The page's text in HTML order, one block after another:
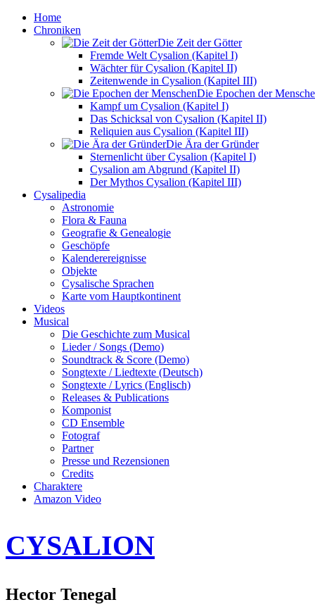
Home
Chroniken
Die Zeit der Götter
Fremde Welt Cysalion (Kapitel I)
Wächter für Cysalion (Kapitel II)
Zeitenwende in Cysalion (Kapitel III)
Die Epochen der
Kampf um Cysalion (Kapitel I)
Das Schicksal von Cysalion (Kapitel II)
Reliquien aus Cysalion (Kapitel III)
Die Ära der Gründer
Sternenlicht über Cysalion (Kapitel I)
Cysalion am Abgrund (Kapitel II)
Der Mythos Cysalion (Kapitel III)
Cysalipedia
Astronomie
Flora & Fauna
Geografie & Genealogie
Geschöpfe
Kalenderereignisse
Objekte
Cysalische Sprachen
Karte vom Hauptkontinent
Videos
Musical
Die Geschichte zum Musical
Lieder / Songs (Demo)
Soundtrack & Score (Demo)
Songtexte / Liedtexte (Deutsch)
Songtexte / Lyrics (Englisch)
Releases & Publications
Komponist
CD Ensemble
Fotograf
Partner
Presse und Rezensionen
Credits
Charaktere
Amazon Video
CYSALION
Hector Tenegal